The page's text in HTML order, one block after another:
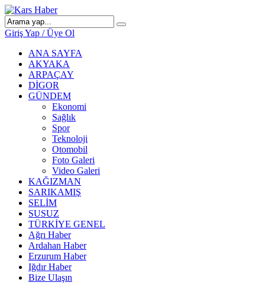
Giriş Yap / Üye Ol
ANA SAYFA
AKYAKA
ARPAÇAY
DİGOR
GÜNDEM
Ekonomi
Sağlık
Spor
Teknoloji
Otomobil
Foto Galeri
Video Galeri
KAĞIZMAN
SARIKAMIŞ
SELİM
SUSUZ
TÜRKİYE GENEL
Ağrı Haber
Ardahan Haber
Erzurum Haber
Iğdır Haber
Bize Ulaşın